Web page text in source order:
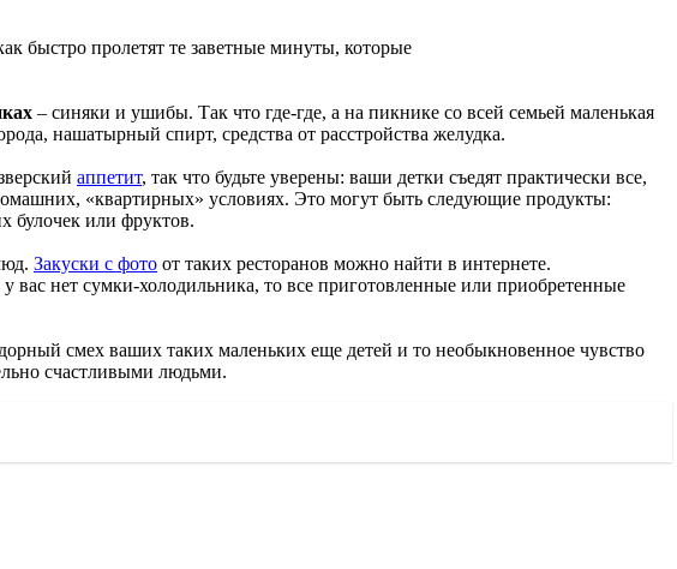
быстро пролетят те заветные минуты, которые
– синяки и ушибы. Так что где-где, а на пикнике со всей семьей маленькая
нашатырный спирт, средства от расстройства желудка.
аппетит, так что будьте уверены: ваши детки съедят практически все,
«квартирных» условиях. Это могут быть следующие продукты:
булочек или фруктов.
Закуски с фото от таких ресторанов можно найти в интернете.
вас нет сумки-холодильника, то все приготовленные или приобретенные
смех ваших таких маленьких еще детей и то необыкновенное чувство
счастливыми людьми.